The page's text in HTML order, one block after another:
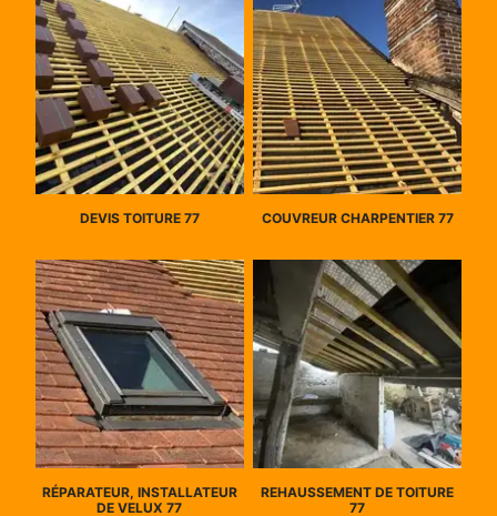
DEVIS TOITURE 77 COUVREUR CHARPENTIER 77
RÉPARATEUR, INSTALLATEUR
DE VELUX 77
REHAUSSEMENT DE TOITURE
77